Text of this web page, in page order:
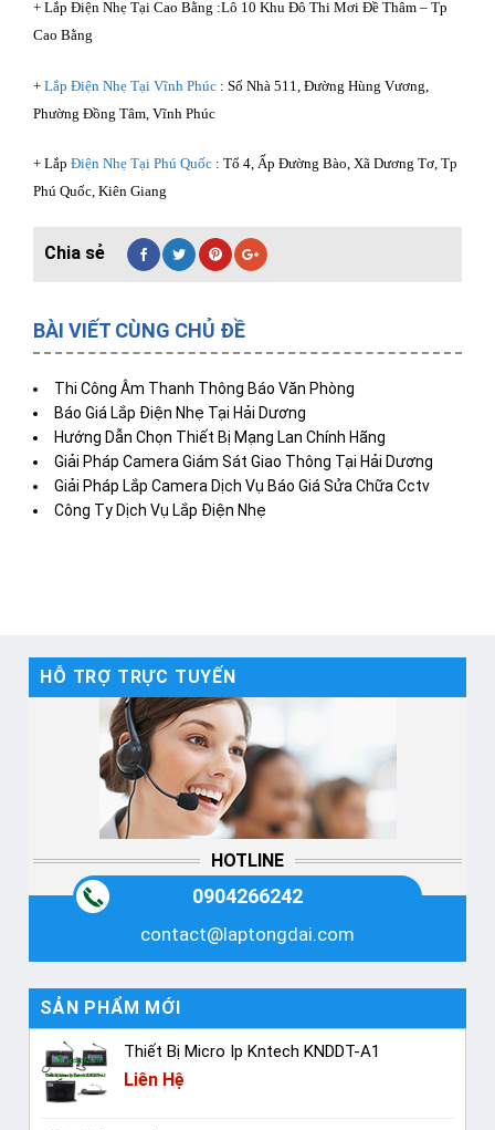
HỖ TRỢ TRỰC TUYẾN
HOTLINE
0904266242
contact@laptongdai.com
SẢN PHẨM MỚI
Thiết Bị Micro Ip Kntech KNDDT-A1
Liên Hệ
+ Lắp Điện Nhẹ Tại Cao Bằng :Lô 10 Khu Đô Thi Mơi Đề Thâm – Tp
Cao Bằng
+ Lắp Điện Nhẹ Tại Vĩnh Phúc : Số Nhà 511, Đường Hùng Vương,
Phường Đồng Tâm, Vĩnh Phúc
+ Lắp Điện Nhẹ Tại Phú Quốc : Tổ 4, Ấp Đường Bào, Xã Dương Tơ, Tp
Phú Quốc, Kiên Giang
BÀI VIẾT CÙNG CHỦ ĐỀ
Thi Công Âm Thanh Thông Báo Văn Phòng
Báo Giá Lắp Điện Nhẹ Tại Hải Dương
Hướng Dẫn Chọn Thiết Bị Mạng Lan Chính Hãng
Giải Pháp Camera Giám Sát Giao Thông Tại Hải Dương
Giải Pháp Lắp Camera Dịch Vụ Báo Giá Sửa Chữa Cctv
Công Ty Dịch Vụ Lắp Điện Nhẹ